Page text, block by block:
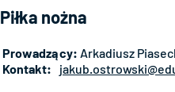
Piłka nożna
Prowadzący: Arkadiusz
Kontakt: